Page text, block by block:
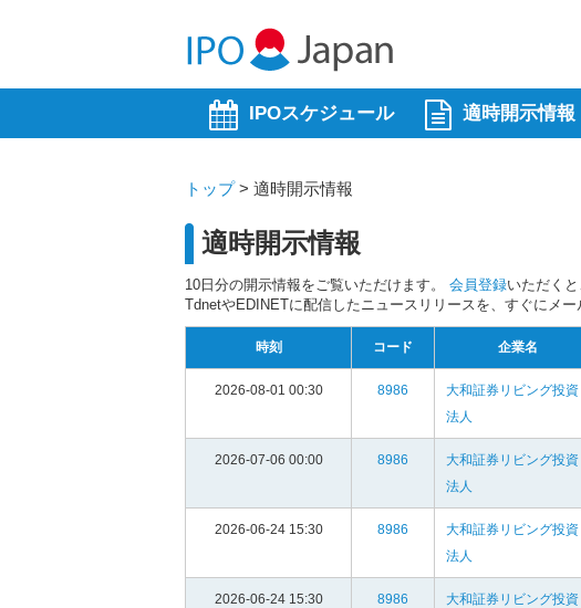
IPOスケジュール 適時開示情報
トップ> 適時開示情報
適時開示情報
10日分の開示情報をご覧いただけます。 会員登録いただく
TdnetやEDINETに配信したニュースリリースを、すぐにメ
時刻 コード 企業名
2026-08-01 00:30 8986
大和証券リビング投資
法人
2026-07-06 00:00 8986
大和証券リビング投資
法人
2026-06-24 15:30 8986
大和証券リビング投資
法人
2026-06-24 15:30 8986
大和証券リビング投資